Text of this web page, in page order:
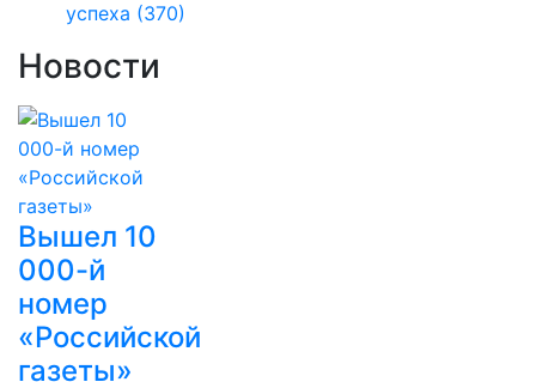
успеха (370)
Новости
Вышел 10
000-й
номер
«Российской
газеты»